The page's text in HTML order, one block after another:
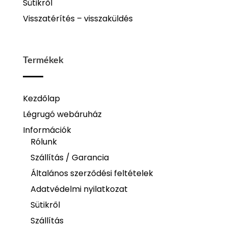
Sütikről
Visszatérítés – visszaküldés
Termékek
Kezdőlap
Légrugó webáruház
Információk
Rólunk
Szállítás / Garancia
Általános szerződési feltételek
Adatvédelmi nyilatkozat
Sütikről
Szállítás